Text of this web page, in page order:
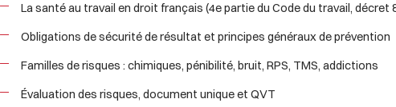
La santé au travail en droit français (4e partie du Code du travail, décret
Obligations de sécurité de résultat et principes généraux de prévention
Familles de risques : chimiques, pénibilité, bruit, RPS, TMS, addictions
Évaluation des risques, document unique et QVT